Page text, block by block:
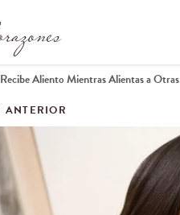
Recibe Aliento Mientras Alientas a Otras
ANTERIOR